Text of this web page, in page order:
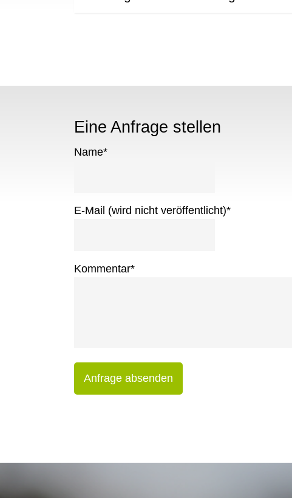
Eine Anfrage stellen
Name*
E-Mail (wird nicht veröffentlicht)*
Kommentar*
Anfrage absenden